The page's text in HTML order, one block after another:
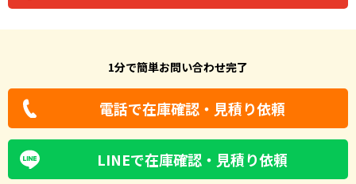
1分で簡単お問い合わせ完了
電話で在庫確認・見積り依頼
LINEで在庫確認・見積り依頼